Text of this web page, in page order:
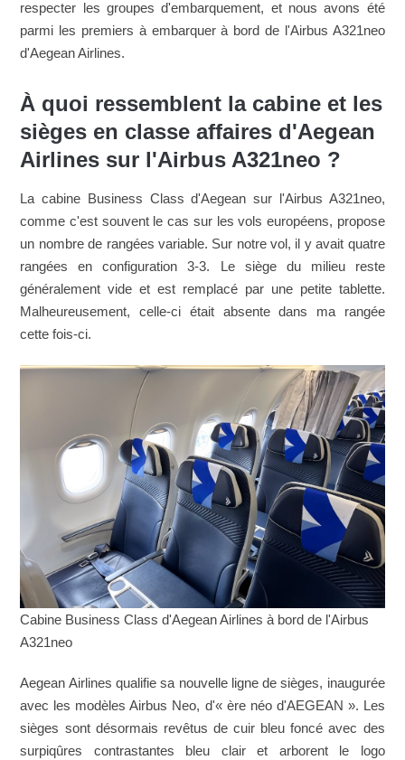
respecter les groupes d'embarquement, et nous avons été
parmi les premiers à embarquer à bord de l'Airbus A321neo
d'Aegean Airlines.
À quoi ressemblent la cabine et les
sièges en classe affaires d'Aegean
Airlines sur l'Airbus A321neo ?
La cabine Business Class d'Aegean sur l'Airbus A321neo,
comme c'est souvent le cas sur les vols européens, propose
un nombre de rangées variable. Sur notre vol, il y avait quatre
rangées en configuration 3-3. Le siège du milieu reste
généralement vide et est remplacé par une petite tablette.
Malheureusement, celle-ci était absente dans ma rangée
cette fois-ci.
Cabine Business Class d'Aegean Airlines à bord de l'Airbus
A321neo
Aegean Airlines qualifie sa nouvelle ligne de sièges, inaugurée
avec les modèles Airbus Neo, d'« ère néo d'AEGEAN ». Les
sièges sont désormais revêtus de cuir bleu foncé avec des
surpiqûres contrastantes bleu clair et arborent le logo